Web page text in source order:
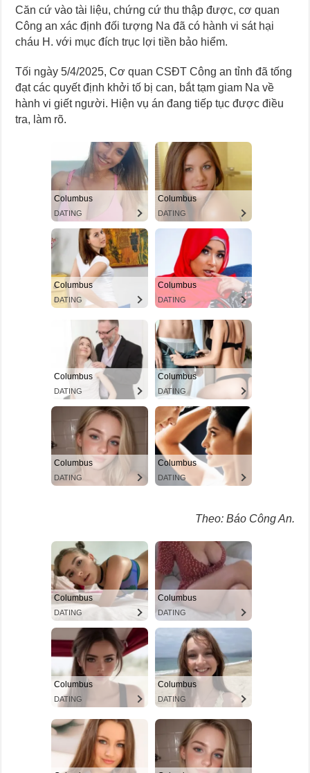
Căn cứ vào tài liệu, chứng cứ thu thập được, cơ quan
Công an xác định đối tượng Na đã có hành vi sát hại
cháu H. với mục đích trục lợi tiền bảo hiểm.
Tối ngày 5/4/2025, Cơ quan CSĐT Công an tỉnh đã tống
đạt các quyết định khởi tố bị can, bắt tạm giam Na về
hành vi giết người. Hiện vụ án đang tiếp tục được điều
tra, làm rõ.
Theo: Báo Công An.